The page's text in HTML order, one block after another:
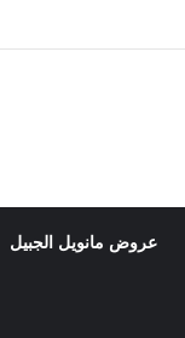
عروض مانويل الجبيل